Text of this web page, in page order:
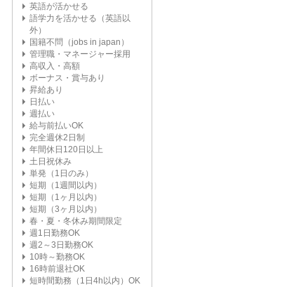
英語が活かせる
語学力を活かせる（英語以
外）
国籍不問（jobs in japan）
管理職・マネージャー採用
高収入・高額
ボーナス・賞与あり
昇給あり
日払い
週払い
給与前払いOK
完全週休2日制
年間休日120日以上
土日祝休み
単発（1日のみ）
短期（1週間以内）
短期（1ヶ月以内）
短期（3ヶ月以内）
春・夏・冬休み期間限定
週1日勤務OK
週2～3日勤務OK
10時～勤務OK
16時前退社OK
短時間勤務（1日4h以内）OK